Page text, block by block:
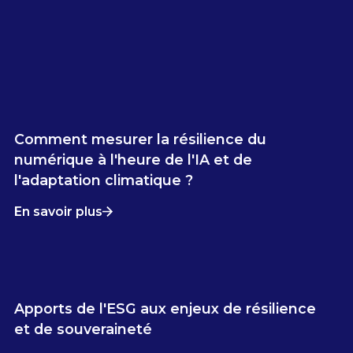
Comment mesurer la résilience du
numérique à l'heure de l'IA et de
l'adaptation climatique ?
En savoir plus
Apports de l'ESG aux enjeux de résilience
et de souveraineté